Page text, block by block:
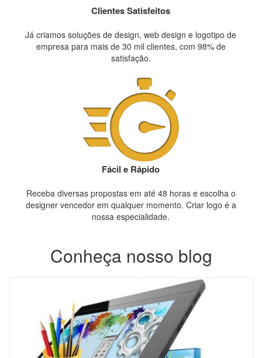
Clientes Satisfeitos
Já criamos soluções de design, web design e logotipo de
empresa para mais de 30 mil clientes, com 98% de
satisfação.
Fácil e Rápido
Receba diversas propostas em até 48 horas e escolha o
designer vencedor em qualquer momento. Criar logo é a
nossa especialidade.
Conheça nosso blog